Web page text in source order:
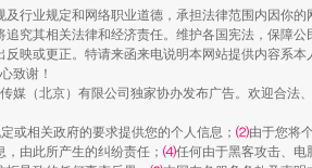
走近一线检察官
行业规定和网络职业道德，承担法律范围内因你
究其相关法律和经济责任。维护各国宪法，保障
映或更正。特请来函来电说明本网站提供内容系
致谢！
媒（北京）有限公司独家协办发布广告。欢迎合法
或相关政府的要求提供您的个人信息； ⑵由于您将
由此所产生的纠纷责任； ⑷任何由于黑客攻击、电